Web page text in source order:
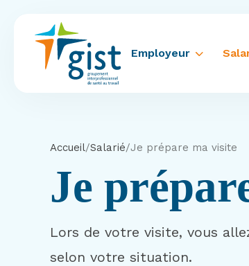
Employeur
Accueil/Salarié/Je prépare ma visite
Je
Lors de votre visite, vous
selon votre situation.